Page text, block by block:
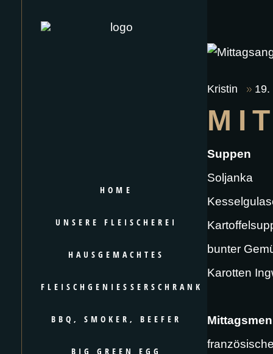
HOME
UNSERE FLEISCHEREI
HAUSGEMACHTES
FLEISCHGENIESSERSCHRANK
BBQ, SMOKER, BEEFER
BIG GREEN EGG
Kristin
Suppen
Soljanka
bunter
Karotten